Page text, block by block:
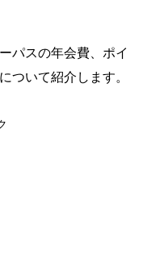
パスの年会費、ポイ
ついて紹介します。